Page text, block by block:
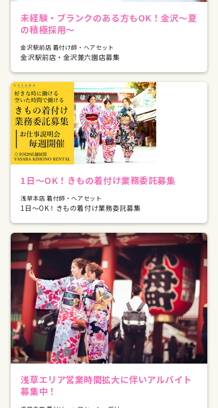
未経験・ブランクのある方もOK！金沢～夏
の積極採用～
金沢駅前店 着付け師・ヘアセット
金沢駅前店・金沢兼六園店募集
1日～OK！きもの着付け業務委託募集
浅草本店 着付師・ヘアセット
1日～OK！きもの着付け業務委託募集
浅草エリア営業時間拡大に伴いアルバイト
募集中！